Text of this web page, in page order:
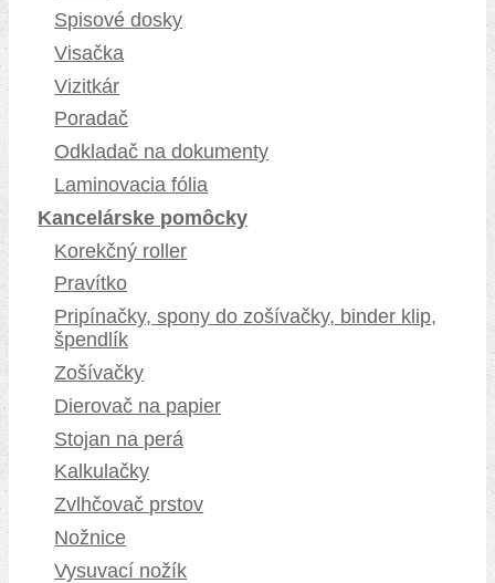
Spisové dosky
Visačka
Vizitkár
Poradač
Odkladač na dokumenty
Laminovacia fólia
Kancelárske pomôcky
Korekčný roller
Pravítko
Pripínačky, spony do zošívačky, binder klip,
špendlík
Zošívačky
Dierovač na papier
Stojan na perá
Kalkulačky
Zvlhčovač prstov
Nožnice
Vysuvací nožík